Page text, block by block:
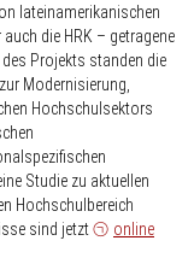
lateinamerikanischen
die HRK – getragene
Projekts standen die
Modernisierung,
Hochschulsektors
Studie zu aktuellen
Hochschulbereich
sind jetzt
online